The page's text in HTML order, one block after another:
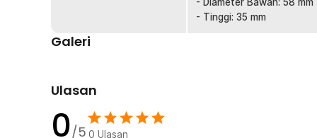
Kelengkapan Produk
- Tinggi: 35 mm
Galeri
Ulasan
0/5 0 Ulasan